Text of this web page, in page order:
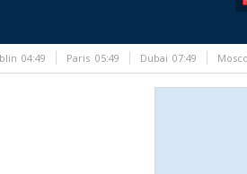
04:49 Paris 05:49 Dubai 07:49